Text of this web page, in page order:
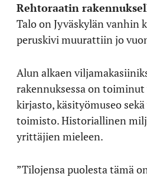
Rehtoraatin
Talo on Jyväskylän vanhin
peruskivi muurattiin jo
Alun alkaen
rakennuksessa on toiminut
kirjasto, käsityömuseo
toimisto. Historiallinen
yrittäjien mieleen.
”Tilojensa puolesta tämä